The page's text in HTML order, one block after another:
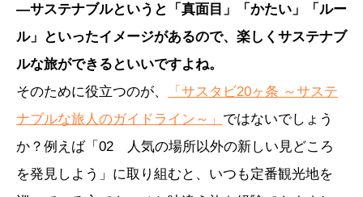
―サステナブルというと「真面目」「かたい」「ルー
ル」といったイメージがあるので、楽しくサステナブ
ルな旅ができるといいですよね。
そのために役立つのが、
「サスタビ20ヶ条 ～サステ
ナブルな旅人のガイドライン～」 ではないでしょう
か？例えば「02 人気の場所以外の新しい見どころ
を発見しよう」に取り組むと、いつも定番観光地を